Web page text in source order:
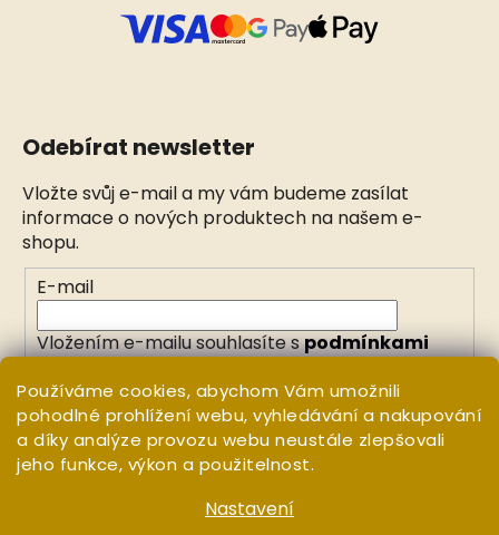
Používáme cookies, abychom Vám umožnili
pohodlné prohlížení webu, vyhledávání a nakupování
a díky analýze provozu webu neustále zlepšovali
jeho funkce, výkon a použitelnost.
Nastavení
Odebírat newsletter
Vložte svůj e-mail a my vám budeme zasílat
informace o nových produktech na našem e-
shopu.
E-mail
Vložením e-mailu souhlasíte spodmínkami
PŘIHLÁSIT SE